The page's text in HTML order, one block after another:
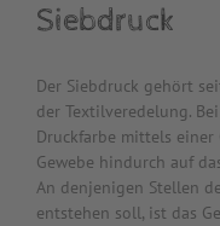
Siebdruck
Der Siebdruck gehört
der Textilveredelung.
Druckfarbe mittels einer
Gewebe hindurch auf
An denjenigen Stellen
entstehen soll, ist das